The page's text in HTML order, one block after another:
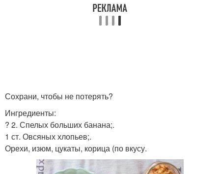
Сохрани, чтобы не потерять?
Ингредиенты:
? 2. Спелых больших банана;.
1 ст. Овсяных хлопьев;.
Орехи, изюм, цукаты, корица (по вкусу.